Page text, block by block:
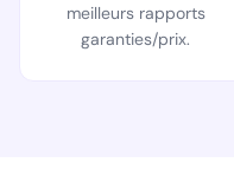
meilleurs rapports
garanties/prix.